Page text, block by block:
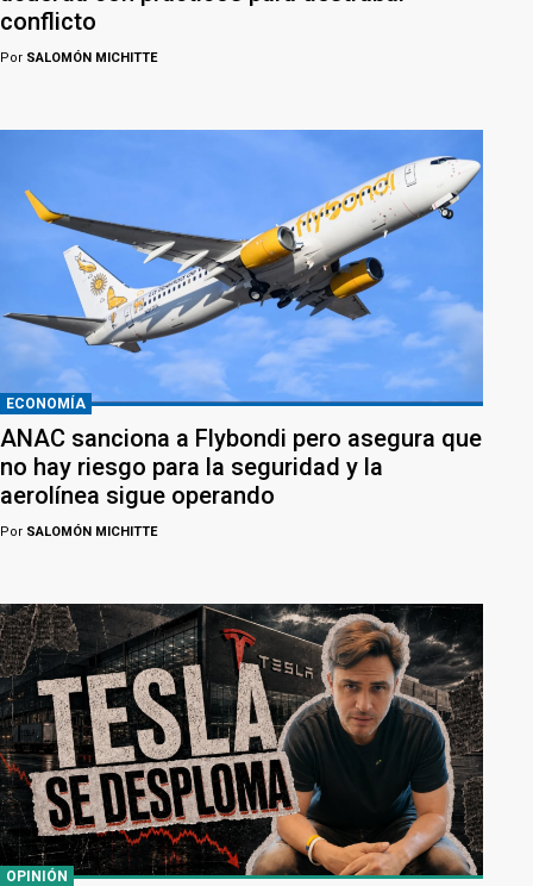
conflicto
Por SALOMÓN MICHITTE
ECONOMÍA
ANAC sanciona a Flybondi pero asegura que
no hay riesgo para la seguridad y la
aerolínea sigue operando
Por SALOMÓN MICHITTE
OPINIÓN